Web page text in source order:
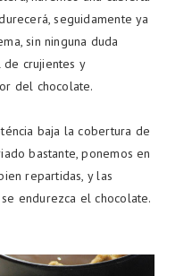
seguidamente ya
sin ninguna duda
crujientes y
del chocolate.
baja la cobertura de
bastante, ponemos en
repartidas, y las
endurezca el chocolate.